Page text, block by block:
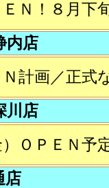
Ｎ！８月下
内店
Ｎ計画／正
川店
ＯＰＥＮ予
店